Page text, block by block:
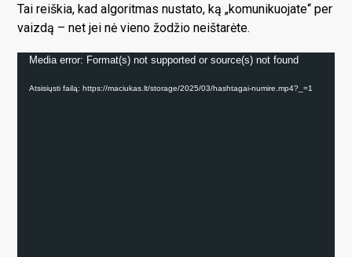
Tai reiškia, kad algoritmas nustato, ką „komunikuojate“ per
vaizdą – net jei nė vieno žodžio neištarėte.
Video
Media error: Format(s) not supported or source(s) not found
Atsisiųsti failą: https://maciukas.lt/storage/2025/03/hashtagai-numire.mp4?_=1